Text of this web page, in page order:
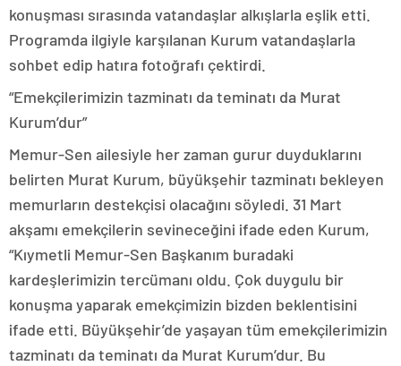
konuşması sırasında vatandaşlar alkışlarla eşlik etti.
Programda ilgiyle karşılanan Kurum vatandaşlarla
sohbet edip hatıra fotoğrafı çektirdi.
“Emekçilerimizin tazminatı da teminatı da Murat
Kurum’dur”
Memur-Sen ailesiyle her zaman gurur duyduklarını
belirten Murat Kurum, büyükşehir tazminatı bekleyen
memurların destekçisi olacağını söyledi. 31 Mart
akşamı emekçilerin sevineceğini ifade eden Kurum,
“Kıymetli Memur-Sen Başkanım buradaki
kardeşlerimizin tercümanı oldu. Çok duygulu bir
konuşma yaparak emekçimizin bizden beklentisini
ifade etti. Büyükşehir’de yaşayan tüm emekçilerimizin
tazminatı da teminatı da Murat Kurum’dur. Bu